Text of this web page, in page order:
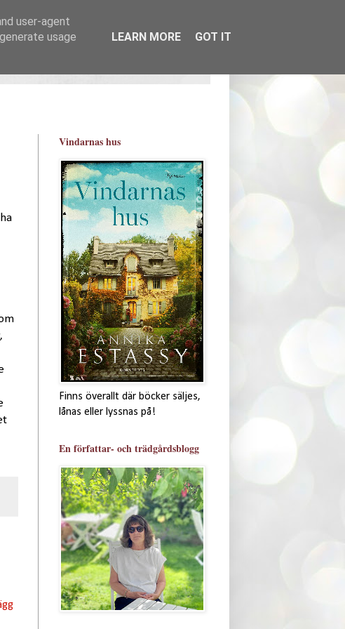
Vindarnas hus
Finns överallt där böcker säljes,
lånas eller lyssnas på!
En författar- och trädgårdsblogg
user-agent
usage
LEARN MORE GOT IT